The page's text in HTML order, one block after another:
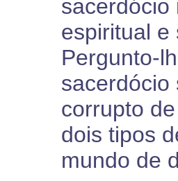
sacerdócio
espiritual e
Pergunto-
sacerdócio
corrupto
dois tipos
mundo de